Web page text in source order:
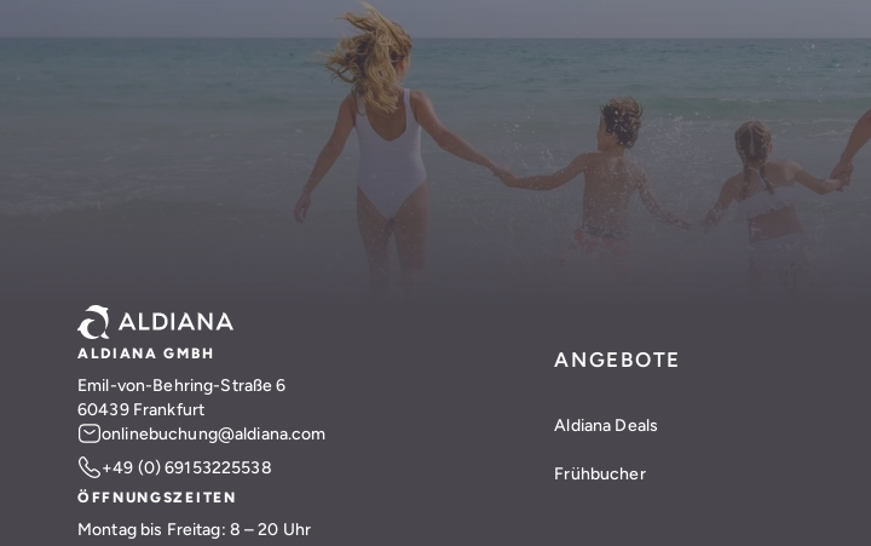
ALDIANA GMBH
Emil-von-Behring-Straße 6
60439 Frankfurt
onlinebuchung@aldiana.com
+49 (0) 69153225538
ÖFFNUNGSZEITEN
Montag bis Freitag: 8 – 20 Uhr
ANGEBOTE
Aldiana Deals
Frühbucher